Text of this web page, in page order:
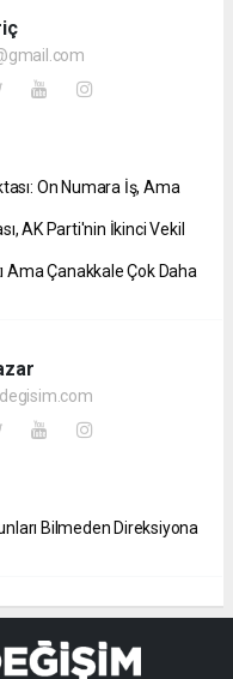
On Numara İş, Ama
AK Parti'nin İkinci Vekil
Ama Çanakkale Çok Daha
Bilmeden Direksiyona